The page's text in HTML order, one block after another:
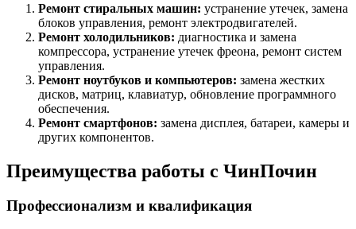
Ремонт стиральных машин: устранение утечек, замена
блоков управления, ремонт электродвигателей.
Ремонт холодильников: диагностика и замена
компрессора, устранение утечек фреона, ремонт систем
управления.
Ремонт ноутбуков и компьютеров: замена жестких
дисков, матриц, клавиатур, обновление программного
обеспечения.
Ремонт смартфонов: замена дисплея, батареи, камеры и
других компонентов.
Преимущества работы с ЧинПочин
Профессионализм и квалификация